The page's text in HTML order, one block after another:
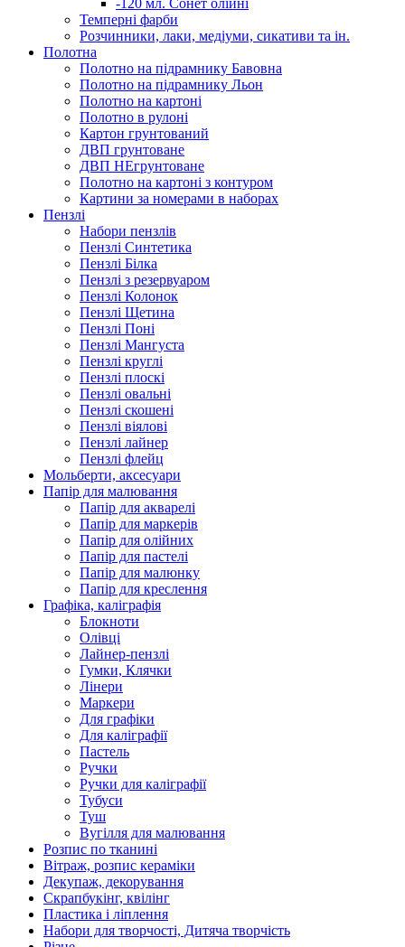
-120 мл. Сонет олійні
Темперні фарби
Розчинники, лаки, медіуми, сикативи та ін.
Полотна
Полотно на підрамнику Бавовна
Полотно на підрамнику Льон
Полотно на картоні
Полотно в рулоні
Картон грунтований
ДВП грунтоване
ДВП НЕгрунтоване
Полотно на картоні з контуром
Картини за номерами в наборах
Пензлі
Набори пензлів
Пензлі Синтетика
Пензлі Білка
Пензлі з резервуаром
Пензлі Колонок
Пензлі Щетина
Пензлі Поні
Пензлі Мангуста
Пензлі круглі
Пензлі плоскі
Пензлі овальні
Пензлі скошені
Пензлі віялові
Пензлі лайнер
Пензлі флейц
Мольберти, аксесуари
Папір для малювання
Папір для акварелі
Папір для маркерів
Папір для олійних
Папір для пастелі
Папір для малюнку
Папір для креслення
Графіка, каліграфія
Блокноти
Олівці
Лайнер-пензлі
Гумки, Клячки
Лінери
Маркери
Для графіки
Для каліграфії
Пастель
Ручки
Ручки для каліграфії
Тубуси
Туш
Вугілля для малювання
Розпис по тканині
Вітраж, розпис кераміки
Декупаж, декорування
Скрапбукінг, квілінг
Пластика і ліплення
Набори для творчості, Дитяча творчість